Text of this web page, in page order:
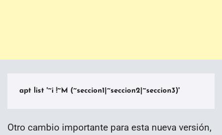
apt list '~i !~M (~seccion1|~seccion2|~seccion3)'
Otro cambio importante para esta nueva versión,